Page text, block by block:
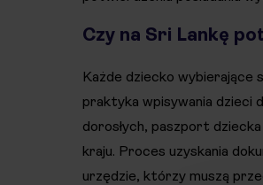
Czy na Sri Lankę
Każde dziecko wybierające
praktyka wpisywania dzieci
dorosłych, paszport
kraju. Proces uzyskania
urzędzie, którzy muszą